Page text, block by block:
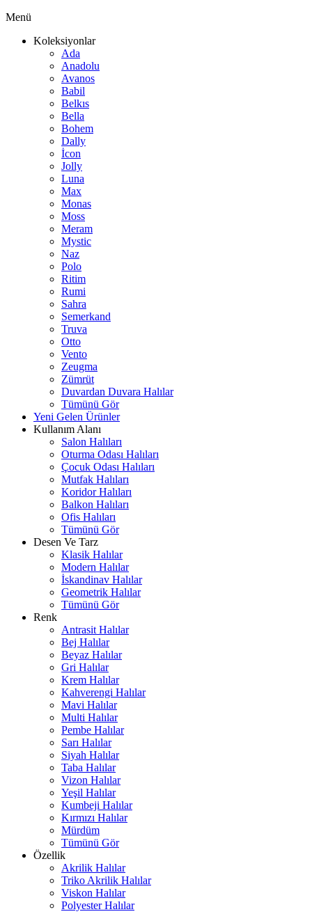
Menü
Koleksiyonlar
Ada
Anadolu
Avanos
Babil
Belkıs
Bella
Bohem
Dally
İcon
Jolly
Luna
Max
Monas
Moss
Meram
Mystic
Naz
Polo
Ritim
Rumi
Sahra
Semerkand
Truva
Otto
Vento
Zeugma
Zümrüt
Duvardan Duvara Halılar
Tümünü Gör
Yeni Gelen Ürünler
Kullanım Alanı
Salon Halıları
Oturma Odası Halıları
Çocuk Odası Halıları
Mutfak Halıları
Koridor Halıları
Balkon Halıları
Ofis Halıları
Tümünü Gör
Desen Ve Tarz
Klasik Halılar
Modern Halılar
İskandinav Halılar
Geometrik Halılar
Tümünü Gör
Renk
Antrasit Halılar
Bej Halılar
Beyaz Halılar
Gri Halılar
Krem Halılar
Kahverengi Halılar
Mavi Halılar
Multi Halılar
Pembe Halılar
Sarı Halılar
Siyah Halılar
Taba Halılar
Vizon Halılar
Yeşil Halılar
Kumbeji Halılar
Kırmızı Halılar
Mürdüm
Tümünü Gör
Özellik
Akrilik Halılar
Triko Akrilik Halılar
Viskon Halılar
Polyester Halılar